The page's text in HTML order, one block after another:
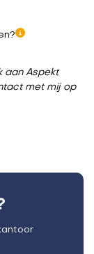
aan Aspekt
met mij op